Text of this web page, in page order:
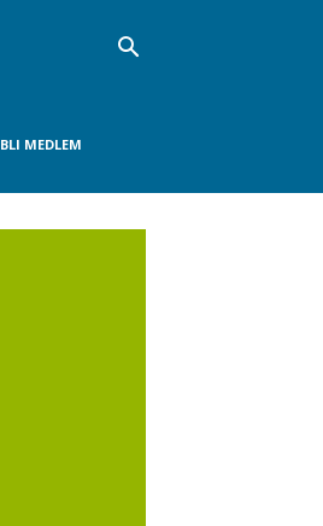
BLI MEDLEM